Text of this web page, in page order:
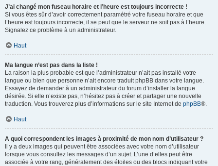
J’ai changé mon fuseau horaire et l’heure est toujours incorrecte !
Si vous êtes sûr d’avoir correctement paramétré votre fuseau horaire et que
l’heure est toujours incorrecte, il se peut que le serveur ne soit pas à l’heure.
Signalez ce problème à un administrateur.
Haut
Ma langue n’est pas dans la liste !
La raison la plus probable est que l’administrateur n’ait pas installé votre
langue ou bien que personne n’ait encore traduit phpBB dans votre langue.
Essayez de demander à un administrateur du forum d’installer la langue
désirée. Si elle n’existe pas, n’hésitez pas à créer et partager une nouvelle
traduction. Vous trouverez plus d’informations sur le site Internet de phpBB®.
Haut
A quoi correspondent les images à proximité de mon nom d’utilisateur ?
Il y a deux images qui peuvent être associées avec votre nom d’utilisateur
lorsque vous consultez les messages d’un sujet. L’une d’elles peut être
associée à votre rang, généralement des étoiles ou des blocs indiquant votre